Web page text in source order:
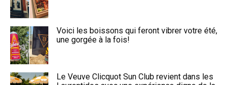
Voici les boissons qui feront vibrer votre été,
une gorgée à la fois!
Le Veuve Clicquot Sun Club revient dans les